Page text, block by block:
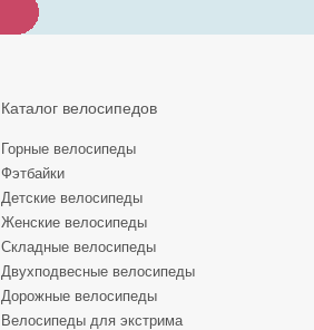
Каталог велосипедов
Горные велосипеды
Фэтбайки
Детские велосипеды
Женские велосипеды
Складные велосипеды
Двухподвесные велосипеды
Дорожные велосипеды
Велосипеды для экстрима